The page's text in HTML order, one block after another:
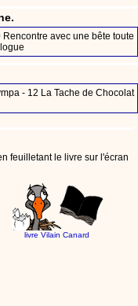
Rencontre avec une bête toute
- 12 La Tache de Chocolat
feuilletant le livre sur l'écran
livre Vilain Canard